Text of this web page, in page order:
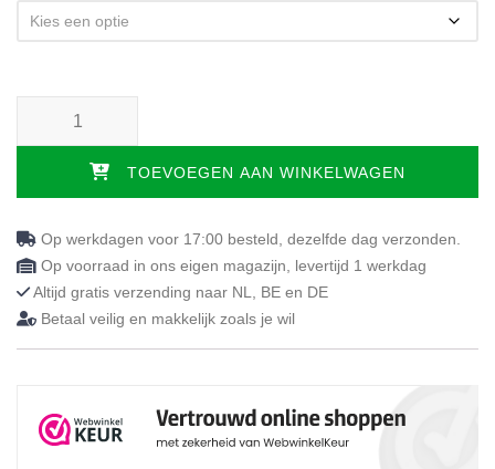
TOEVOEGEN AAN WINKELWAGEN
Op werkdagen voor 17:00 besteld, dezelfde dag verzonden.
Op voorraad in ons eigen magazijn, levertijd 1 werkdag
Altijd gratis verzending naar NL, BE en DE
Betaal veilig en makkelijk zoals je wil